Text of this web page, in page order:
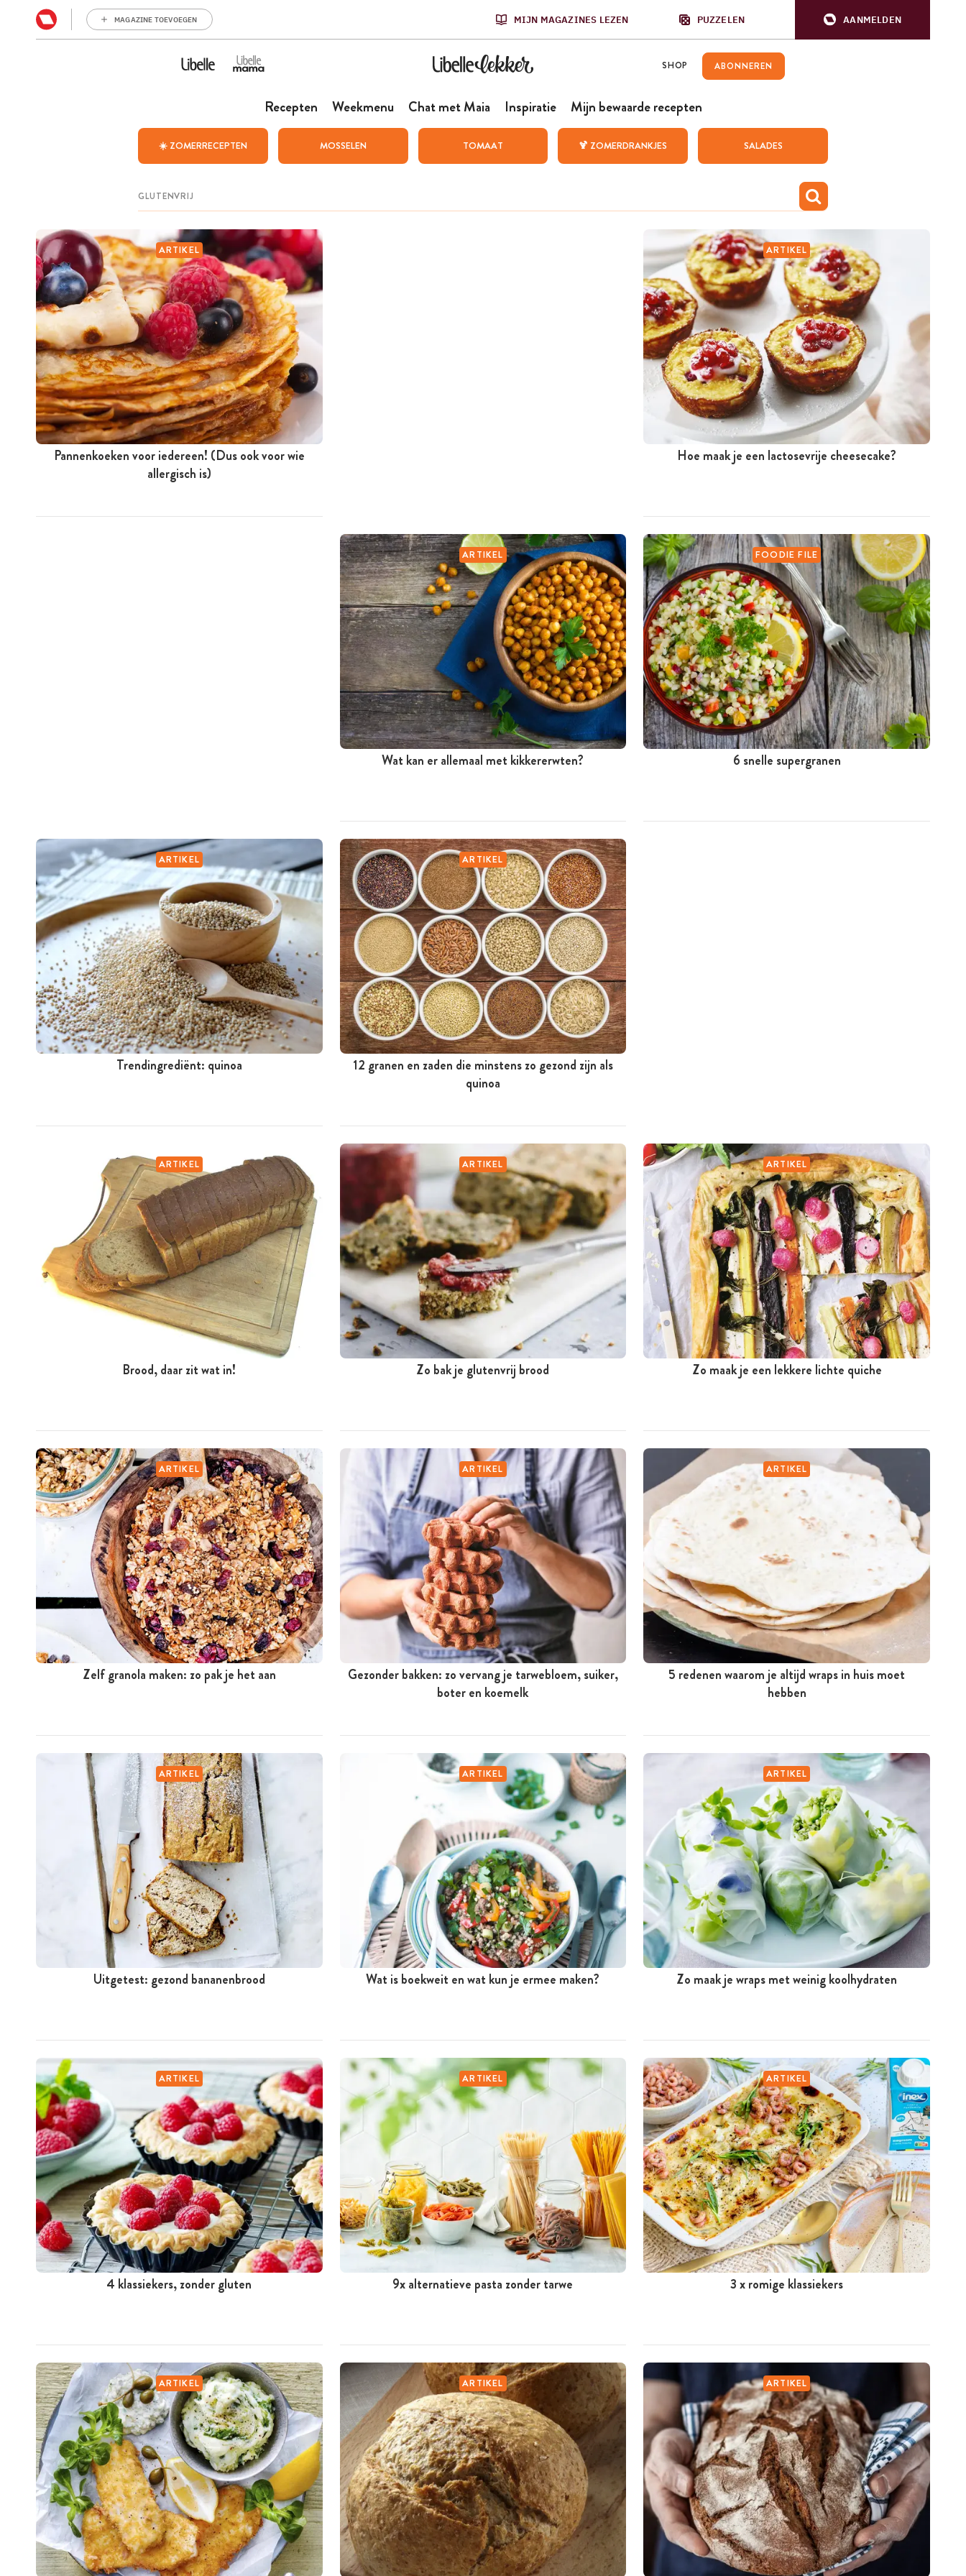
MAGAZINE TOEVOEGEN MIJN MAGAZINES LEZEN PUZZELEN AANMELDEN
SHOP ABONNEREN
Recepten Weekmenu Chat met Maia Inspiratie Mijn bewaarde recepten
☀️ ZOMERRECEPTEN MOSSELEN TOMAAT 🍹 ZOMERDRANKJES SALADES
ARTIKEL
Pannenkoeken voor iedereen! (Dus ook voor wie
allergisch is)
ARTIKEL
Hoe maak je een lactosevrije cheesecake?
ARTIKEL
Wat kan er allemaal met kikkererwten?
FOODIE FILE
6 snelle supergranen
ARTIKEL
Trendingrediënt: quinoa
ARTIKEL
12 granen en zaden die minstens zo gezond zijn als
quinoa
ARTIKEL
Brood, daar zit wat in!
ARTIKEL
Zo bak je glutenvrij brood
ARTIKEL
Zo maak je een lekkere lichte quiche
ARTIKEL
Zelf granola maken: zo pak je het aan
ARTIKEL
Gezonder bakken: zo vervang je tarwebloem, suiker,
boter en koemelk
ARTIKEL
5 redenen waarom je altijd wraps in huis moet
hebben
ARTIKEL
Uitgetest: gezond bananenbrood
ARTIKEL
Wat is boekweit en wat kun je ermee maken?
ARTIKEL
Zo maak je wraps met weinig koolhydraten
ARTIKEL
4 klassiekers, zonder gluten
ARTIKEL
9x alternatieve pasta zonder tarwe
ARTIKEL
3 x romige klassiekers
ARTIKEL ARTIKEL ARTIKEL